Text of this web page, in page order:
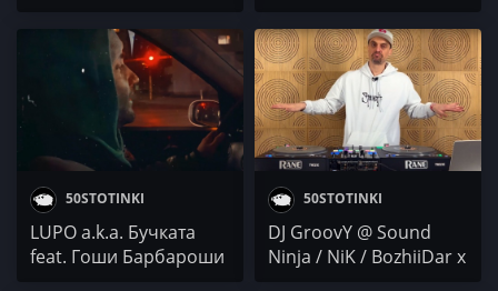
Marcheva / Mgl Ach0 /
СЕКТОР Г
50STOTINKI
LUPO a.k.a. Бучката
feat. Гоши Барбароши
50STOTINKI
DJ GroovY @ Sound
Ninja / NiK / BozhiiDar x